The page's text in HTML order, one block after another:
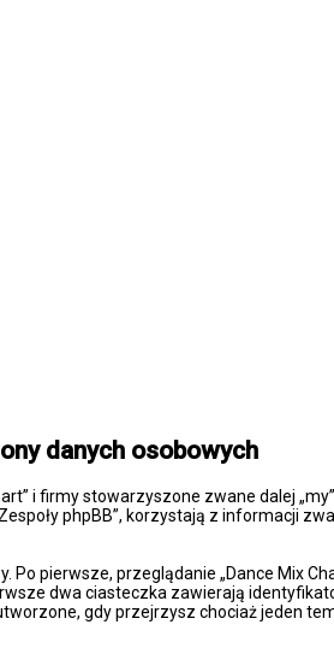
danych osobowych
i firmy stowarzyszone zwane dalej
phpBB”, korzystają z informacji
Po pierwsze, przeglądanie „Dance Mix
dwa ciasteczka zawierają
gdy przejrzysz chociaż jeden